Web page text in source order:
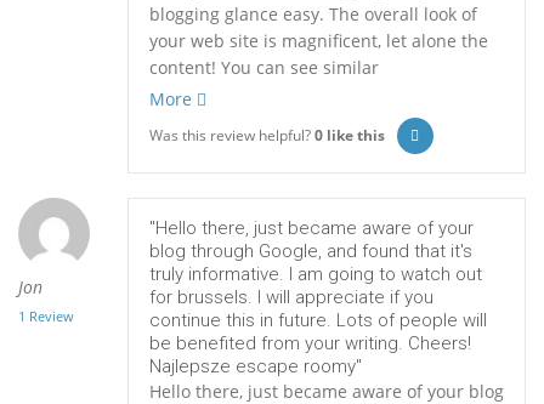
blogging glance easy. The overall look of
your web site is magnificent, let alone the
content! You can see similar
More
Was this review helpful?0like this
Jon
1 Review
"Hello there, just became aware of your
blog through Google, and found that it's
truly informative. I am going to watch out
for brussels. I will appreciate if you
continue this in future. Lots of people will
be benefited from your writing. Cheers!
Najlepsze escape roomy"
Hello there, just became aware of your blog